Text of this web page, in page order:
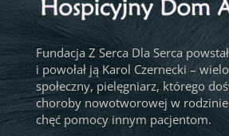
Fundacja Z Serca Dla Serca
i powołał ją Karol Czernecki –
społeczny, pielęgniarz, którego
choroby nowotworowej w rodzinie
chęć pomocy innym pacjentom.